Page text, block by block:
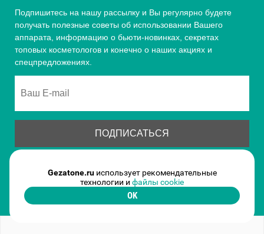
Подпишитесь на нашу рассылку и Вы регулярно будете
получать полезные советы об использовании Вашего
аппарата, информацию о бьюти-новинках, секретах
топовых косметологов и конечно о наших акциях и
спецпредложениях.
Подтверждая данные формы Вы соглашаетесь сПолитикой
обработки персональныхданных
Gezatone.ruиспользует рекомендательные
технологии и файлы cookie
OK